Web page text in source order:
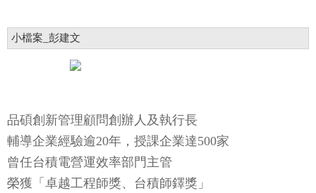
小檔案_彭建文
品碩創新管理顧問創辦人及執行長
輔導企業經驗逾20年，授課企業達500家
曾任台積電營運效率部門主管
榮獲「卓越工程師獎、台積師鐸獎」